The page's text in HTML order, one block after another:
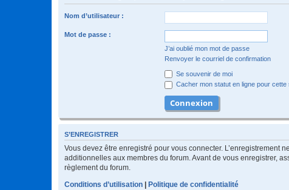
Nom d’utilisateur :
Mot de passe :
J’ai oublié mon mot de passe
Renvoyer le courriel de confirmation
Se souvenir de moi
Cacher mon statut en ligne pour cette
S’ENREGISTRER
Vous devez être enregistré pour vous connecter. L’enregistrement
additionnelles aux membres du forum. Avant de vous enregistrer,
règlement du forum.
Conditions d’utilisation
Politique de confidentialité